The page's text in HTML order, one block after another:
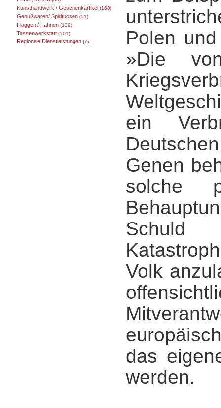
Kunsthandwerk / Geschenkartikel (168)
Genußwaren/ Spirituosen (51)
Flaggen / Fahnen (139)
Tassenwerkstatt (101)
Regionale Dienstleistungen (7)
Polen
»Die
ein
Genen
solche
Schuld
Volk
das
werden.